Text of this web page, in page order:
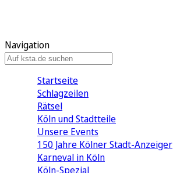
Navigation
Startseite
Schlagzeilen
Rätsel
Köln und Stadtteile
Unsere Events
150 Jahre Kölner Stadt-Anzeiger
Karneval in Köln
Köln-Spezial